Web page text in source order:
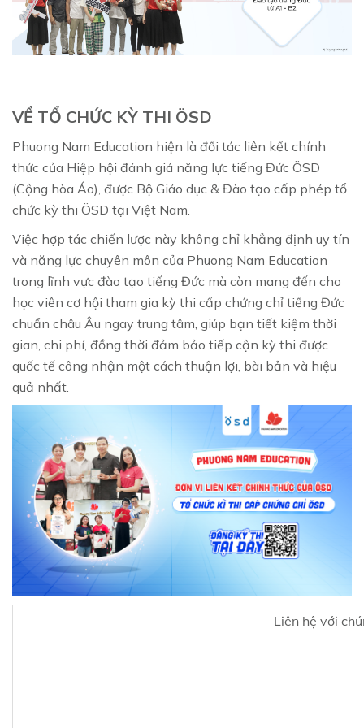
VỀ TỔ CHỨC KỲ THI ÖSD
Phuong Nam Education hiện là đối tác liên kết chính
thức của Hiệp hội đánh giá năng lực tiếng Đức ÖSD
(Cộng hòa Áo), được Bộ Giáo dục & Đào tạo cấp phép tổ
chức kỳ thi ÖSD tại Việt Nam.
Việc hợp tác chiến lược này không chỉ khẳng định uy tín
và năng lực chuyên môn của Phuong Nam Education
trong lĩnh vực đào tạo tiếng Đức mà còn mang đến cho
học viên cơ hội tham gia kỳ thi cấp chứng chỉ tiếng Đức
chuẩn châu Âu ngay trung tâm, giúp bạn tiết kiệm thời
gian, chi phí, đồng thời đảm bảo tiếp cận kỳ thi được
quốc tế công nhận một cách thuận lợi, bài bản và hiệu
quả nhất.
Liên hệ với